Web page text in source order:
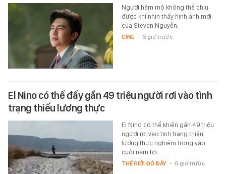
Người hâm mộ không thể chịu
được khi nhìn thấy hình ảnh mới
của Steven Nguyễn.
CINE - 6 giờ trước
El Nino có thể đẩy gần 49 triệu người rơi vào tình
trạng thiếu lương thực
El Nino có thể khiến gần 49 triệu
người rơi vào tình trạng thiếu
lương thực nghiêm trọng vào
cuối năm tới.
THẾ GIỚI ĐÓ ĐÂY - 6 giờ trước